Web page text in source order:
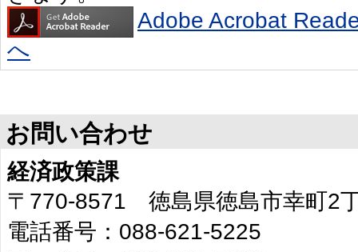
Adobe Acrobat
へ
お問い合わせ
経済政策課
〒770-8571 徳島県徳島市幸町2
電話番号：088-621-5225